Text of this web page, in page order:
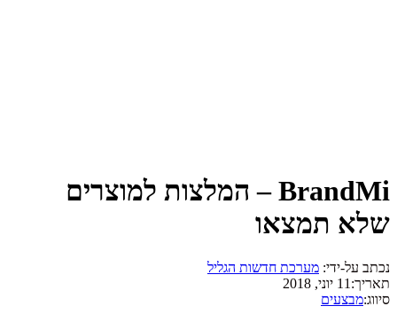
BrandMi – המלצות למוצרים
שלא תמצאו
נכתב על-ידי: מערכת חדשות הגליל
תאריך: 11 יוני, 2018
סיווג:מבצעים